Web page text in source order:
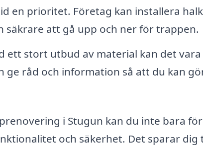
en prioritet. Företag kan installera
säkrare att gå upp och ner för trappen.
ett stort utbud av material kan det
ge råd och information så att du kan
i Stugun kan du inte bara
och säkerhet. Det sparar dig